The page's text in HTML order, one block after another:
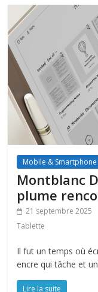
Mobile & Smartphone
Montblanc
plume
21 septembre 2025
Tablette
Il fut un temps où
encre qui tâche et
Lire la suite